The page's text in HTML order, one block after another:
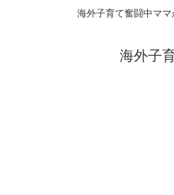
海外子育て奮闘中マ
海外子